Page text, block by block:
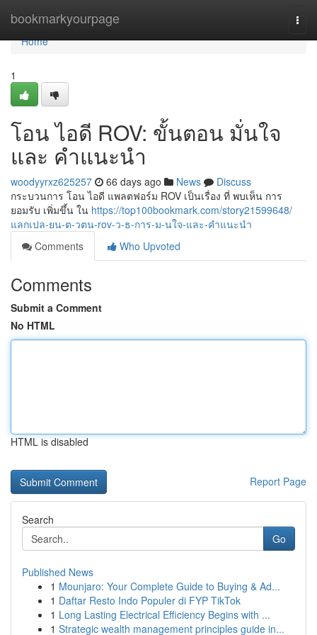
bookmarkyourpage
Home
Home
1
โอน ไอดี ROV: ขั้นตอน มั่นใจ
และ คำแนะนำ
woodyyrxz625257 66 days ago News
Discuss
กระบวนการ โอน ไอดี แพลตฟอร์ม ROV เป็นเรื่อง ที่ พบเห็น การ
ยอมรับ เพิ่มขึ้น ใน https://top100bookmark.com/story21599648/
แลกเปล-ยน-ต-วตน-rov-ว-ธ-การ-ม-นใจ-และ-คำแนะนำ
Comments
Who Upvoted
Comments
Submit a Comment
No HTML
HTML is disabled
Report Page
Search
Go
Published News
1 Mounjaro: Your Complete Guide to Buying & Ad...
1 Daftar Resto Indo Populer di FYP TikTok
1 Long Lasting Electrical Efficiency Begins with ...
1 Strategic wealth management principles guide in...